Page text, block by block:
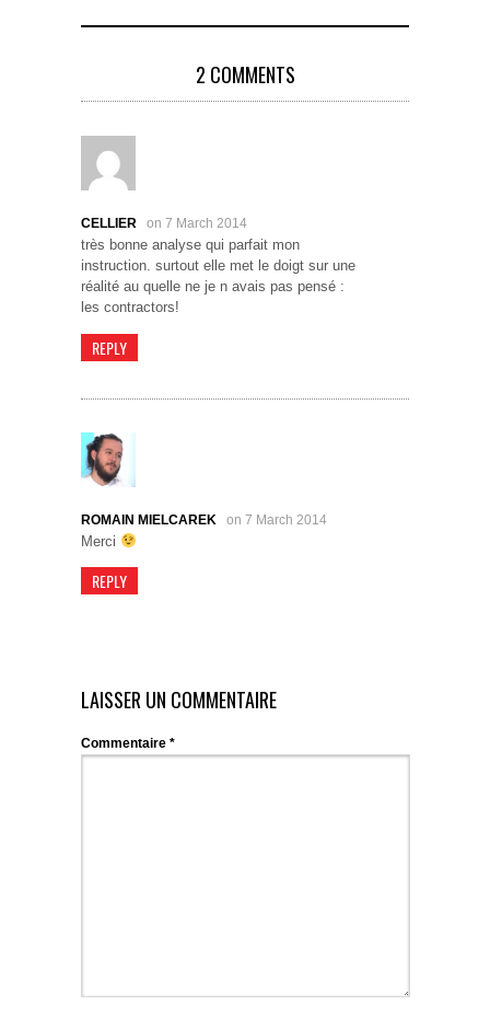
2 COMMENTS
CELLIER on 7 March 2014
très bonne analyse qui parfait mon
instruction. surtout elle met le doigt sur une
réalité au quelle ne je n avais pas pensé :
les contractors!
REPLY
ROMAIN MIELCAREK on 7 March 2014
Merci
REPLY
LAISSER UN COMMENTAIRE
Commentaire *